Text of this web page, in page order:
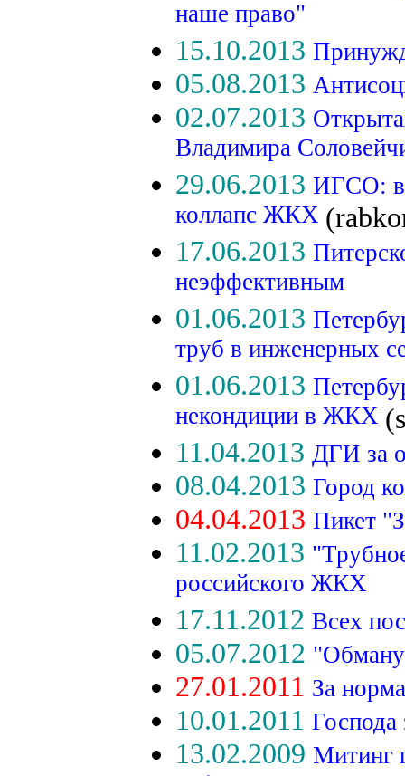
наше право"
15.10.2013
05.08.2013
02.07.2013
Владимира
29.06.2013 ИГСО: в
коллапс ЖКХ
17.06.2013
неэффективным
01.06.2013
труб в инженерных
01.06.2013
некондиции в ЖКХ
11.04.2013 ДГИ за
08.04.2013 Город
04.04.2013 Пикет
11.02.2013
российского ЖКХ
17.11.2012 Всех
05.07.2012
27.01.2011 За
10.01.2011 Господа
13.02.2009 Митинг